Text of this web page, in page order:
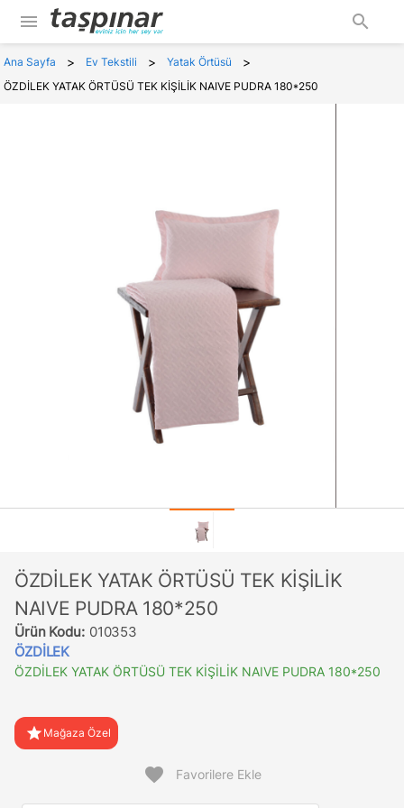
menu search
Ana Sayfa > Ev Tekstili > Yatak Örtüsü >
ÖZDİLEK YATAK ÖRTÜSÜ TEK KİŞİLİK NAIVE PUDRA 180*250
ÖZDİLEK YATAK ÖRTÜSÜ TEK KİŞİLİK
NAIVE PUDRA 180*250
Ürün Kodu: 010353
ÖZDİLEK
ÖZDİLEK YATAK ÖRTÜSÜ TEK KİŞİLİK NAIVE PUDRA 180*250
star Mağaza Özel
favorite Favorilere Ekle